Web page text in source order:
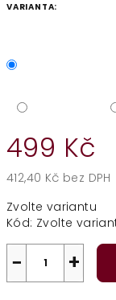
VARIANTA:
499 Kč
412,40 Kč bez DPH
cena:
Zvolte variantu
Kód: Zvolte
+
−